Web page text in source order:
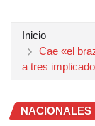
Inicio
Cae «el
a tres
NACIONALES